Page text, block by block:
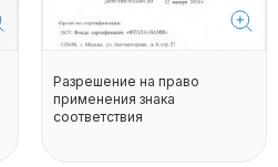
Разрешение на право
применения знака
соответствия